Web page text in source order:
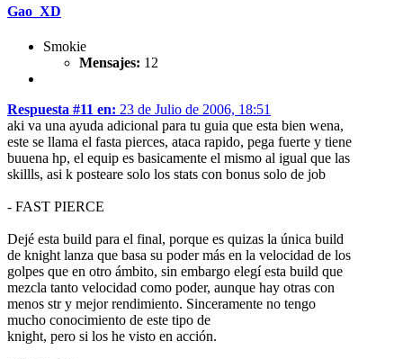
Gao_XD
Smokie
Mensajes: 12
Respuesta #11 en: 23 de Julio de 2006, 18:51
aki va una ayuda adicional para tu guia que esta bien wena,
este se llama el fasta pierces, ataca rapido, pega fuerte y tiene
buuena hp, el equip es basicamente el mismo al igual que las
skillls, asi k posteare solo los stats con bonus solo de job
- FAST PIERCE
Dejé esta build para el final, porque es quizas la única build
de knight lanza que basa su poder más en la velocidad de los
golpes que en otro ámbito, sin embargo elegí esta build que
mezcla tanto velocidad como poder, aunque hay otras con
menos str y mejor rendimiento. Sinceramente no tengo
mucho conocimiento de este tipo de
knight, pero si los he visto en acción.